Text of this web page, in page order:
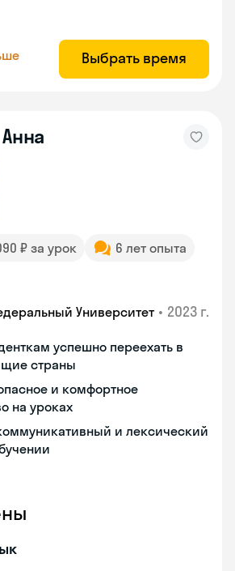
Выбрать время
Анна
₽ за урок
6 лет опыта
Университет • 2023 г.
успешно переехать в
страны
и комфортное
на уроках
и лексический